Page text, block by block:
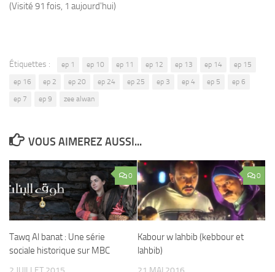
(Visité 91 fois, 1 aujourd'hui)
Étiquettes : ep 1 ep 10 ep 11 ep 12 ep 13 ep 14
ep 15
ep 16
ep 2 ep 20 ep 24 ep 25 ep 3 ep 4 ep 5
ep 6
ep 7
ep 9 zee alwan
VOUS AIMEREZ AUSSI...
0
Tawq Al banat : Une série
sociale historique sur MBC
0
Kabour w lahbib (kebbour et
lahbib)